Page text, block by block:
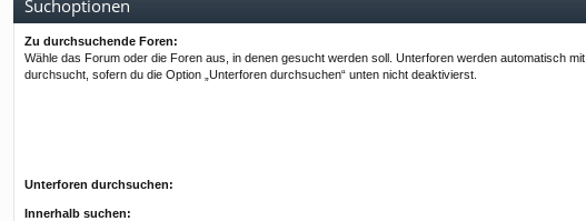
Suchoptionen
Zu durchsuchende Foren:
Wähle das Forum oder die Foren aus, in denen gesucht werden soll. Unterforen werden automatisch mit
durchsucht, sofern du die Option „Unterforen durchsuchen“ unten nicht deaktivierst.
Unterforen durchsuchen:
Innerhalb suchen: